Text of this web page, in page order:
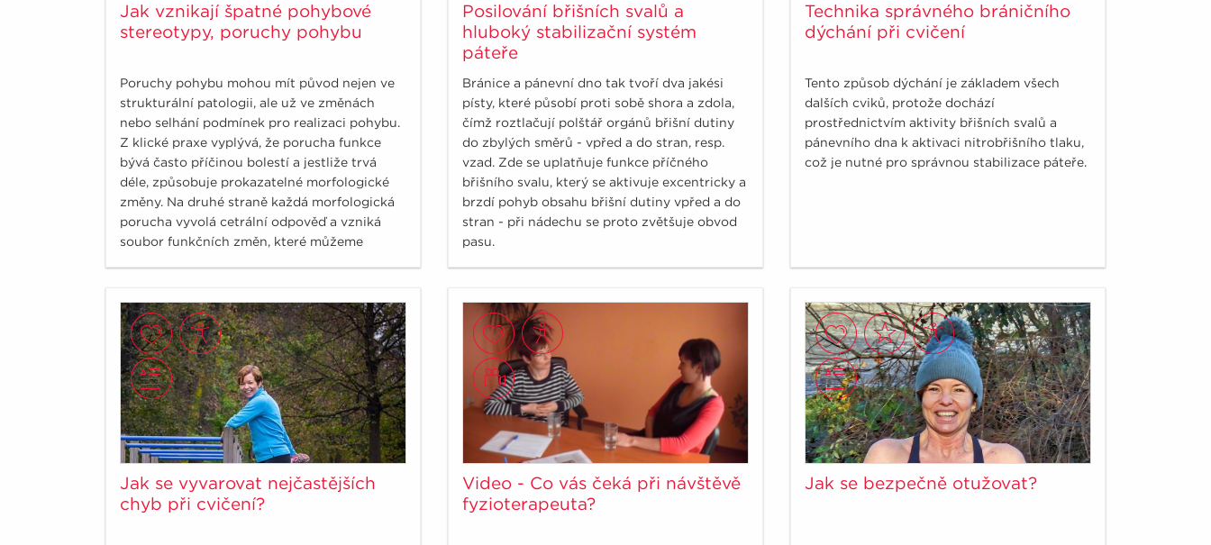
Jak vznikají špatné pohybové
stereotypy, poruchy pohybu
Poruchy pohybu mohou mít původ nejen ve
strukturální patologii, ale už ve změnách
nebo selhání podmínek pro realizaci pohybu.
Z klické praxe vyplývá, že porucha funkce
bývá často příčinou bolestí a jestliže trvá
déle, způsobuje prokazatelné morfologické
změny. Na druhé straně každá morfologická
porucha vyvolá cetrální odpověď a vzniká
soubor funkčních změn, které můžeme
Posilování břišních svalů a
hluboký stabilizační systém
páteře
Bránice a pánevní dno tak tvoří dva jakési
písty, které působí proti sobě shora a zdola,
čímž roztlačují polštář orgánů břišní dutiny
do zbylých směrů - vpřed a do stran, resp.
vzad. Zde se uplatňuje funkce příčného
břišního svalu, který se aktivuje excentricky a
brzdí pohyb obsahu břišní dutiny vpřed a do
stran - při nádechu se proto zvětšuje obvod
pasu.
Technika správného bráničního
dýchání při cvičení
Tento způsob dýchání je základem všech
dalších cviků, protože dochází
prostřednictvím aktivity břišních svalů a
pánevního dna k aktivaci nitrobřišního tlaku,
což je nutné pro správnou stabilizace páteře.
Jak se vyvarovat nejčastějších
chyb při cvičení?
Video - Co vás čeká při návštěvě
fyzioterapeuta?
Jak se bezpečně otužovat?